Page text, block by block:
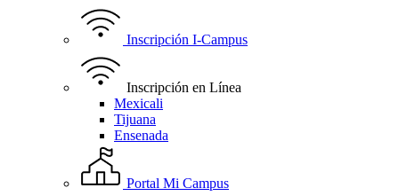
Inscripción I-Campus
Inscripción en Línea
Mexicali
Tijuana
Ensenada
Portal Mi Campus